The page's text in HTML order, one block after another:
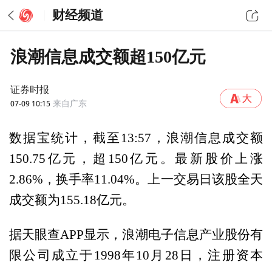
财经频道
浪潮信息成交额超150亿元
证券时报
07-09 10:15 来自广东
数据宝统计，截至13:57，浪潮信息成交额
150.75亿元，超150亿元。最新股价上涨
2.86%，换手率11.04%。上一交易日该股全天
成交额为155.18亿元。
据天眼查APP显示，浪潮电子信息产业股份有
限公司成立于1998年10月28日，注册资本